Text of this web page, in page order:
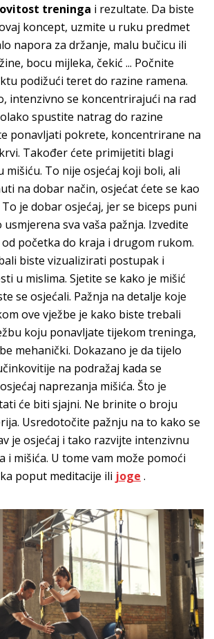
treninga i rezultate. Da biste
koncept, uzmite u ruku predmet
napora za držanje, malu bučicu ili
bocu mijleka, čekić ... Počnite
podižući teret do razine ramena.
intenzivno se koncentrirajući na rad
spustite natrag do razine
ponavljati pokrete, koncentrirane na
Također ćete primijetiti blagi
mišiću. To nije osjećaj koji boli, ali
na dobar način, osjećat ćete se kao
je dobar osjećaj, jer se biceps puni
sva vaša pažnja. Izvedite
početka do kraja i drugom rukom.
biste vizualizirati postupak i
u mislima. Sjetite se kako je mišić
se osjećali. Pažnja na detalje koje
ove vježbe je kako biste trebali
koju ponavljate tijekom treninga,
mehanički. Dokazano je da tijelo
na podražaj kada se
naprezanja mišića. Što je
će biti sjajni. Ne brinite o broju
Usredotočite pažnju na to kako se
je osjećaj i tako razvijte intenzivnu
i mišića. U tome vam može pomoći
poput meditacije ili joge .